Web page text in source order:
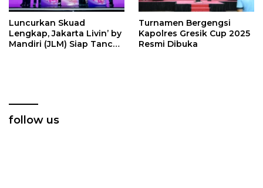
Luncurkan Skuad
Lengkap, Jakarta Livin’ by
Mandiri (JLM) Siap Tancap
Turnamen Bergengsi
Kapolres Gresik Cup 2025
Resmi Dibuka
follow us